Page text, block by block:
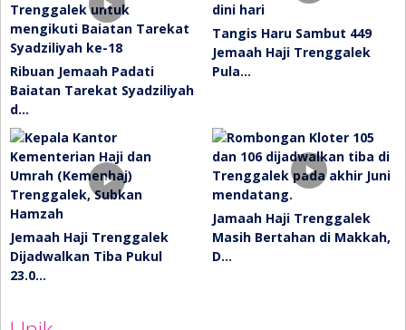
Ribuan Jemaah Padati
Baiatan Tarekat Syadziliyah
d…
Tangis Haru Sambut 449
Jemaah Haji Trenggalek
Pula…
Jemaah Haji Trenggalek
Dijadwalkan Tiba Pukul
23.0…
Jamaah Haji Trenggalek
Masih Bertahan di Makkah,
D…